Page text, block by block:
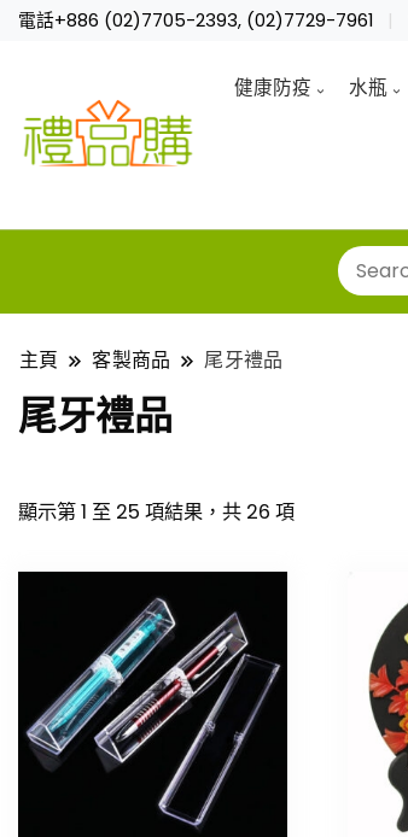
電話+886 (02)7705-2393, (02)7729-7961
健康防疫 水瓶
主頁 客製商品 尾牙禮品
尾牙禮品
顯示第 1 至 25 項結果，共 26 項